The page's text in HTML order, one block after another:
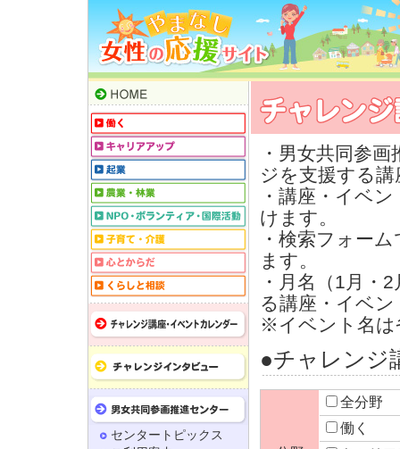
・男女共同参
ジを支援する
・講座・イベ
けます。
・検索フォー
ます。
・月名（1月・
る講座・イベ
※イベント名は
●チャレンジ
全分野
働く
センタートピックス